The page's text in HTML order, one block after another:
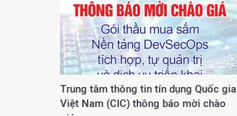
Trung tâm thông tin tín dụng Quốc gia
Việt Nam (CIC) thông báo mời chào